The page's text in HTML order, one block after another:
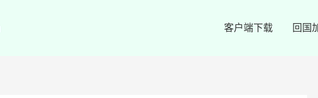
客户端下载 回国